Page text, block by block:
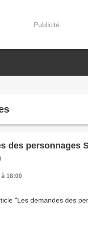
Publicité
des personnages
à 18:00